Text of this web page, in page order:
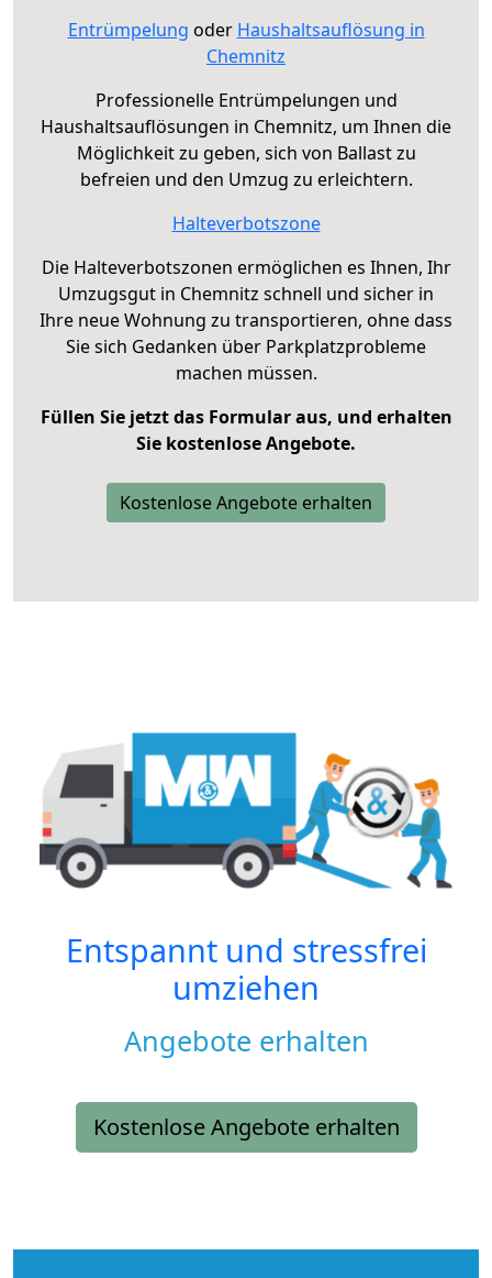
Entrümpelung oder Haushaltsauflösung in
Chemnitz
Professionelle Entrümpelungen und
Haushaltsauflösungen in Chemnitz, um Ihnen die
Möglichkeit zu geben, sich von Ballast zu
befreien und den Umzug zu erleichtern.
Halteverbotszone
Die Halteverbotszonen ermöglichen es Ihnen, Ihr
Umzugsgut in Chemnitz schnell und sicher in
Ihre neue Wohnung zu transportieren, ohne dass
Sie sich Gedanken über Parkplatzprobleme
machen müssen.
Füllen Sie jetzt das Formular aus, und erhalten
Sie kostenlose Angebote.
Kostenlose Angebote erhalten
Entspannt und stressfrei
umziehen
Angebote erhalten
Kostenlose Angebote erhalten